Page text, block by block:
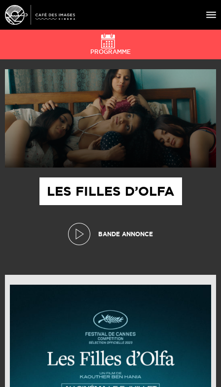
À L’AFFICHE
ÉVÉNEMENTS
CAFÉ DU CINÉ
PRATIQUE
ÉDUCATION AUX IMAGES
LES FILLES D’OLFA
BANDE ANNONCE
PROGRAMME